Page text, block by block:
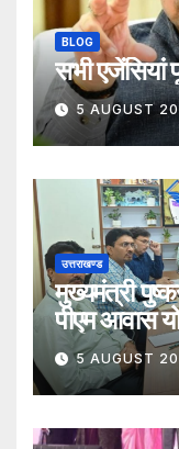
BLOG
सभी एजेंसियां
5 AUGUST
उत्तराखण्ड
मुख्यमंत्री
पीएम आवास
समीक्षा
5 AUGUST